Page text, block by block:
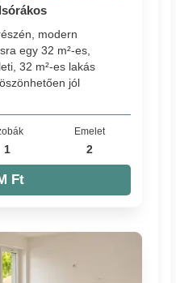
modern
egy 32 m²-es,
32 m²-es lakás
jól
1
Emelet
2
Ft